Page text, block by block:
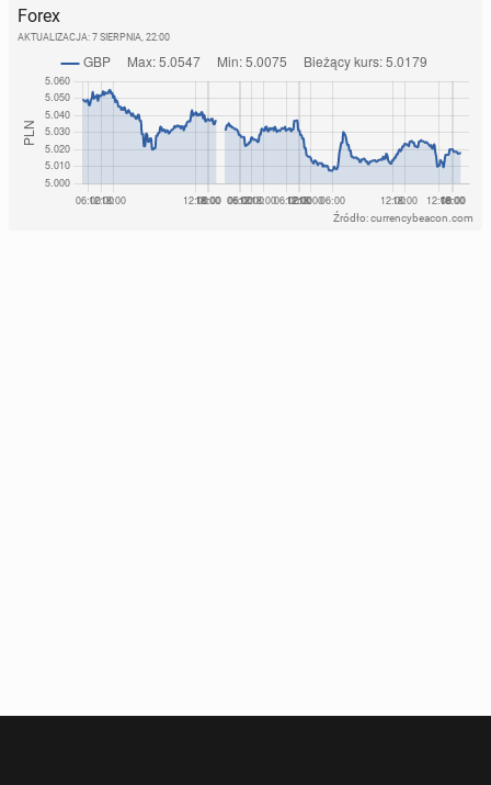
Forex
AKTUALIZACJA: 7 SIERPNIA, 22:00
Źródło: currencybeacon.com